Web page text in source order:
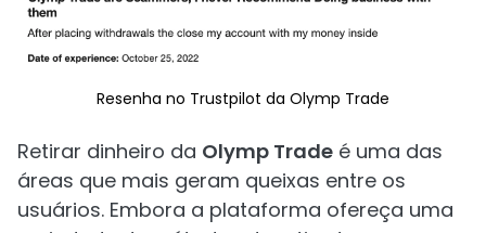
Resenha no Trustpilot da Olymp Trade
Retirar dinheiro da Olymp Trade é uma das
áreas que mais geram queixas entre os
usuários. Embora a plataforma ofereça uma